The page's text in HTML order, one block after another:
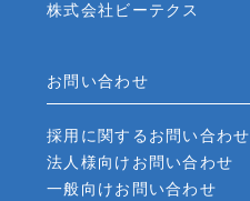
株式会社ビーテクス
お問い合わせ
採用に関するお問い合わせ
法人様向けお問い合わせ
一般向けお問い合わせ